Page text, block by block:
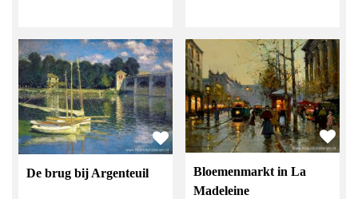
De brug bij Argenteuil
Bloemenmarkt in La
Madeleine